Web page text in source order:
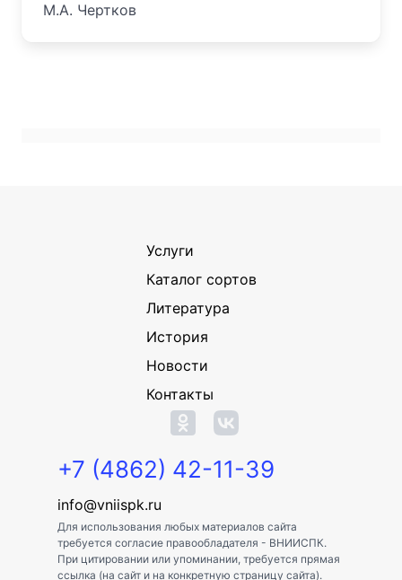
М.А. Чертков
Услуги
Каталог сортов
Литература
История
Новости
Контакты
+7 (4862) 42-11-39
info@vniispk.ru
Для использования любых материалов сайта
требуется согласие правообладателя - ВНИИСПК.
При цитировании или упоминании, требуется прямая
ссылка (на сайт и на конкретную страницу сайта).